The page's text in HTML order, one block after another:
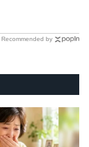
Recommended by